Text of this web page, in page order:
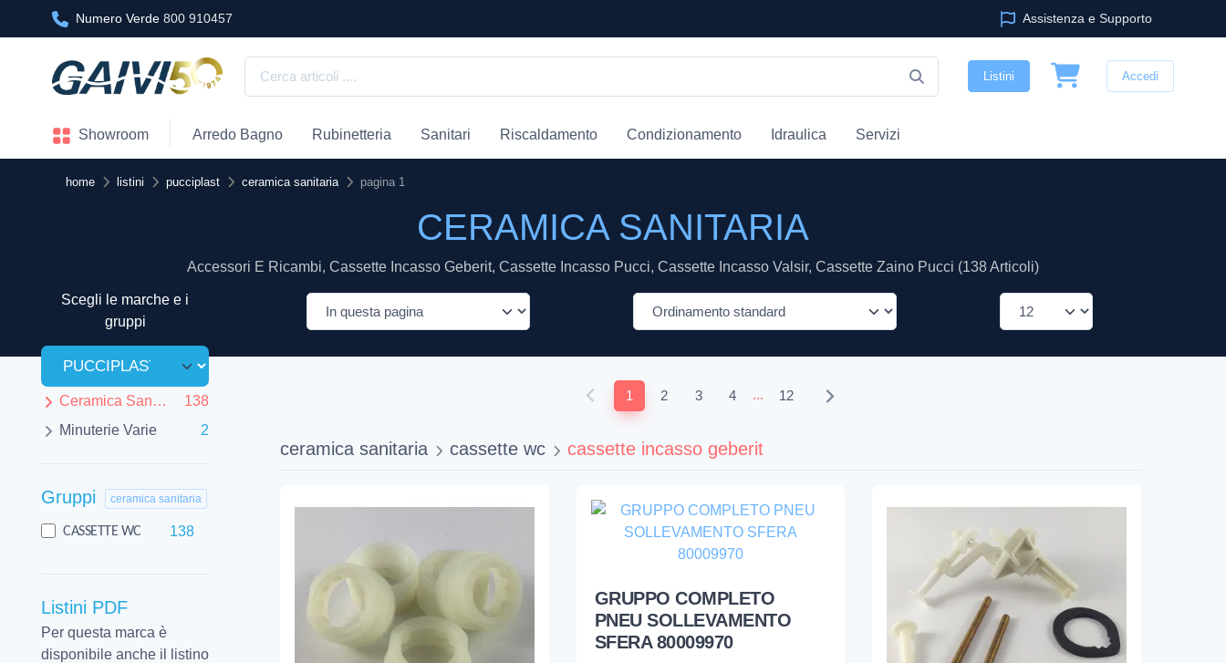
Numero Verde 800 910457 Assistenza e Supporto
Listini Accedi
Showroom Arredo Bagno Rubinetteria Sanitari Riscaldamento Condizionamento Idraulica Servizi
home listini pucciplast ceramica sanitaria pagina 1
CERAMICA SANITARIA
Accessori E Ricambi, Cassette Incasso Geberit, Cassette Incasso Pucci, Cassette Incasso Valsir, Cassette Zaino Pucci (138 Articoli)
Scegli le marche e i
gruppi
Ceramica Sanitaria
138
Minuterie Varie
2
Gruppi ceramica sanitaria
CASSETTE WC 138
Listini PDF
Per questa marca è
disponibile anche il listino
1 2 3 4 ... 12
ceramica sanitaria cassette wc cassette incasso geberit
GRUPPO COMPLETO
PNEU SOLLEVAMENTO
SFERA 80009970